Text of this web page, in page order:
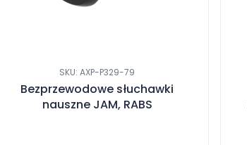
SKU: AXP-P329-79
Bezprzewodowe słuchawki
nauszne JAM, RABS